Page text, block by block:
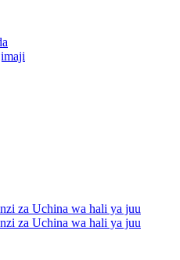
za Uchina wa hali ya juu
za Uchina wa hali ya juu